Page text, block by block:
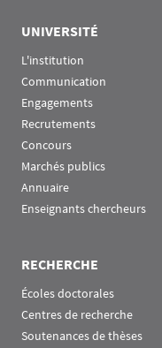
UNIVERSITÉ
L'institution
Communication
Engagements
Recrutements
Concours
Marchés publics
Annuaire
Enseignants chercheurs
RECHERCHE
Écoles doctorales
Centres de recherche
Soutenances de thèses